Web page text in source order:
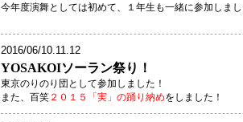
今年度演舞としては初めて、１年生も一緒に参加しまし
2016/06/10.11.12
YOSAKOIソーラン祭り！
東京のりのり団として参加しました！
​また、百笑 ２０１５「実」の踊り納めをしました！